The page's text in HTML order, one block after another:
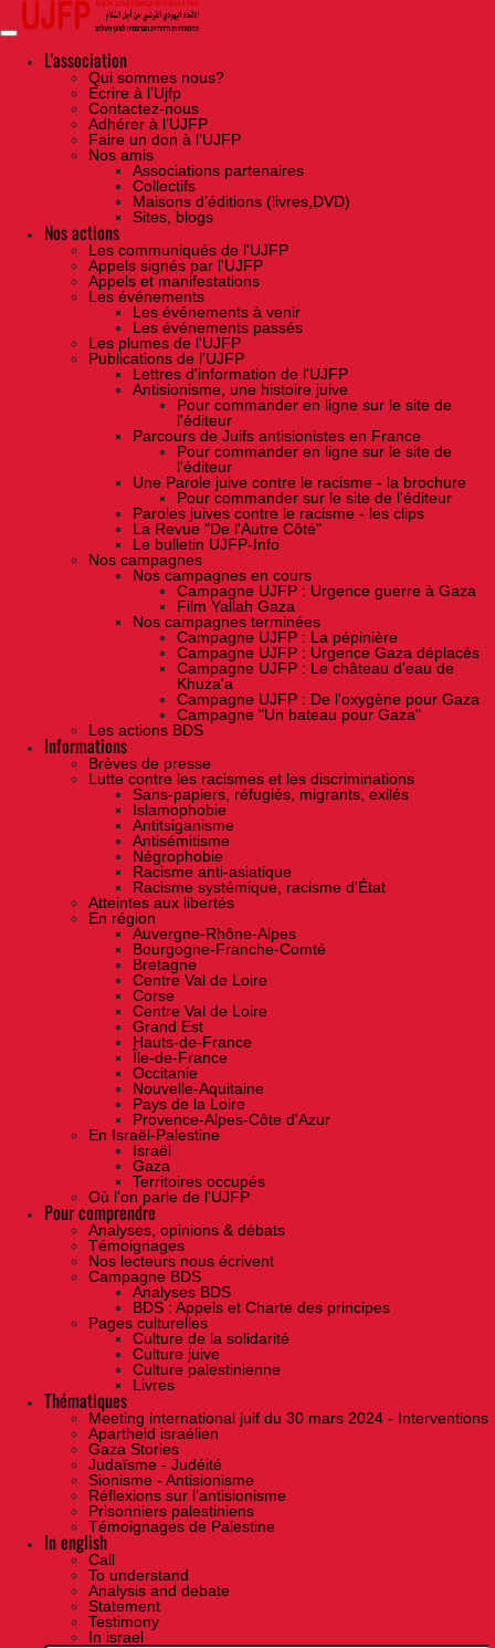
Skip
the
contentL'association
Qui sommes nous?
Ecrire à l’Ujfp
Contactez-nous
Adhérer à l’UJFP
Faire un don à l’UJFP
Nos amis
Associations partenaires
Collectifs
Maisons d’éditions (livres,DVD)
Sites, blogs
Nos actions
Les communiqués de l'UJFP
Appels signés par l'UJFP
Appels et manifestations
Les événements
Les événements à venir
Les événements passés
Les plumes de l'UJFP
Publications de l'UJFP
Lettres d'information de l'UJFP
Antisionisme, une histoire juive
Pour commander en ligne sur le site de
l'éditeur
Parcours de Juifs antisionistes en France
Pour commander en ligne sur le site de
l'éditeur
Une Parole juive contre le racisme - la brochure
Pour commander sur le site de l'éditeur
Paroles juives contre le racisme - les clips
La Revue "De l'Autre Côté"
Le bulletin UJFP-Info
Nos campagnes
Nos campagnes en cours
Campagne UJFP : Urgence guerre à Gaza
Film Yallah Gaza
Nos campagnes terminées
Campagne UJFP : La pépinière
Campagne UJFP : Urgence Gaza déplacés
Campagne UJFP : Le château d'eau de
Khuza'a
Campagne UJFP : De l'oxygène pour Gaza
Campagne "Un bateau pour Gaza"
Les actions BDS
Informations
Brèves de presse
Lutte contre les racismes et les discriminations
Sans-papiers, réfugiés, migrants, exilés
Islamophobie
Antitsiganisme
Antisémitisme
Négrophobie
Racisme anti-asiatique
Racisme systémique, racisme d'État
Atteintes aux libertés
En région
Auvergne-Rhône-Alpes
Bourgogne-Franche-Comté
Bretagne
Centre Val de Loire
Corse
Centre Val de Loire
Grand Est
Hauts-de-France
Île-de-France
Occitanie
Nouvelle-Aquitaine
Pays de la Loire
Provence-Alpes-Côte d'Azur
En Israël-Palestine
Israël
Gaza
Territoires occupés
Où l'on parle de l'UJFP
Pour comprendre
Analyses, opinions & débats
Témoignages
Nos lecteurs nous écrivent
Campagne BDS
Analyses BDS
BDS : Appels et Charte des principes
Pages culturelles
Culture de la solidarité
Culture juive
Culture palestinienne
Livres
Thématiques
Meeting international juif du 30 mars 2024 - Interventions
Apartheid israélien
Gaza Stories
Judaïsme - Judéité
Sionisme - Antisionisme
Réflexions sur l’antisionisme
Prisonniers palestiniens
Témoignages de Palestine
In english
Call
To understand
Analysis and debate
Statement
Testimony
In israel